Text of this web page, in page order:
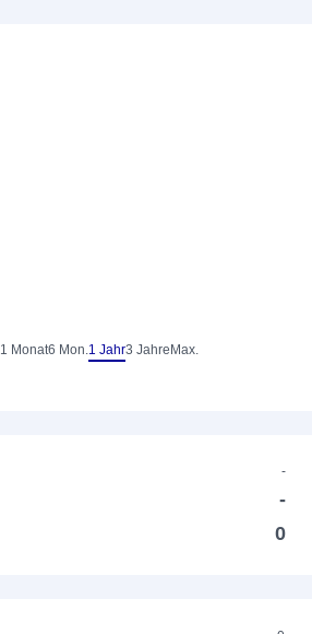
1 Monat6 Mon.1 Jahr3 Jahre Max.
-
-
0